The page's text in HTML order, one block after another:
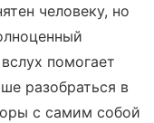
человеку, но
помогает
разобраться в
с самим собой